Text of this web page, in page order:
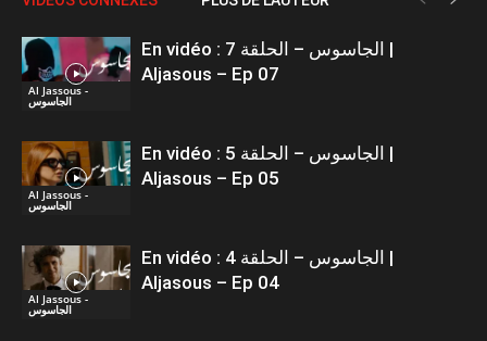
Al Jassous -
الجاسوس
En vidéo : الجاسوس – الحلقة 7 |
Aljasous – Ep 07
Al Jassous -
الجاسوس
En vidéo : الجاسوس – الحلقة 5 |
Aljasous – Ep 05
Al Jassous -
الجاسوس
En vidéo : الجاسوس – الحلقة 4 |
Aljasous – Ep 04